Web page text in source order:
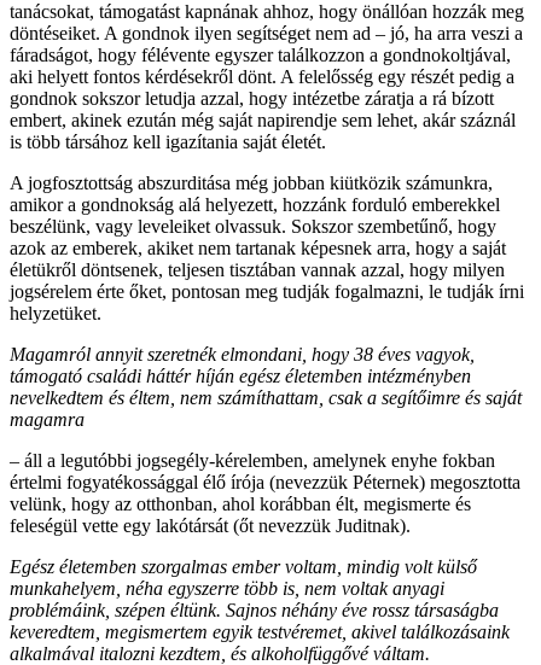
tanácsokat, támogatást kapnának ahhoz, hogy önállóan hozzák meg
döntéseiket. A gondnok ilyen segítséget nem ad – jó, ha arra veszi a
fáradságot, hogy félévente egyszer találkozzon a gondnokoltjával,
aki helyett fontos kérdésekről dönt. A felelősség egy részét pedig a
gondnok sokszor letudja azzal, hogy intézetbe záratja a rá bízott
embert, akinek ezután még saját napirendje sem lehet, akár száznál
is több társához kell igazítania saját életét.
A jogfosztottság abszurditása még jobban kiütközik számunkra,
amikor a gondnokság alá helyezett, hozzánk forduló emberekkel
beszélünk, vagy leveleiket olvassuk. Sokszor szembetűnő, hogy
azok az emberek, akiket nem tartanak képesnek arra, hogy a saját
életükről döntsenek, teljesen tisztában vannak azzal, hogy milyen
jogsérelem érte őket, pontosan meg tudják fogalmazni, le tudják írni
helyzetüket.
Magamról annyit szeretnék elmondani, hogy 38 éves vagyok,
támogató családi háttér híján egész életemben intézményben
nevelkedtem és éltem, nem számíthattam, csak a segítőimre és saját
magamra
– áll a legutóbbi jogsegély-kérelemben, amelynek enyhe fokban
értelmi fogyatékossággal élő írója (nevezzük Péternek) megosztotta
velünk, hogy az otthonban, ahol korábban élt, megismerte és
feleségül vette egy lakótársát (őt nevezzük Juditnak).
Egész életemben szorgalmas ember voltam, mindig volt külső
munkahelyem, néha egyszerre több is, nem voltak anyagi
problémáink, szépen éltünk. Sajnos néhány éve rossz társaságba
keveredtem, megismertem egyik testvéremet, akivel találkozásaink
alkalmával italozni kezdtem, és alkoholfüggővé váltam.